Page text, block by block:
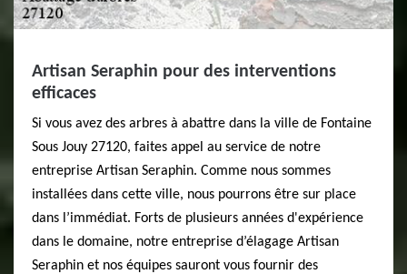
Artisan Seraphin pour des interventions
efficaces
Si vous avez des arbres à abattre dans la ville de Fontaine
Sous Jouy 27120, faites appel au service de notre
entreprise Artisan Seraphin. Comme nous sommes
installées dans cette ville, nous pourrons être sur place
dans l’immédiat. Forts de plusieurs années d'expérience
dans le domaine, notre entreprise d’élagage Artisan
Seraphin et nos équipes sauront vous fournir des